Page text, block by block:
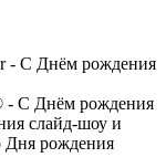
- С Днём рождения
слайд-шоу и
Дня рождения